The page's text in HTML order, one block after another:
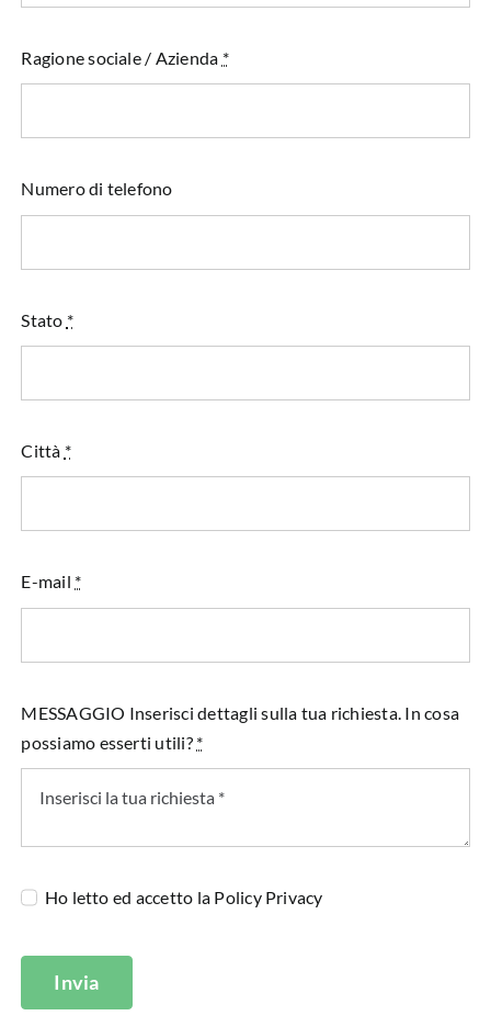
Ragione sociale / Azienda *
Numero di telefono
Stato *
Città *
E-mail *
MESSAGGIO Inserisci dettagli sulla tua richiesta. In cosa
possiamo esserti utili? *
Ho letto ed accetto la Policy Privacy
Invia